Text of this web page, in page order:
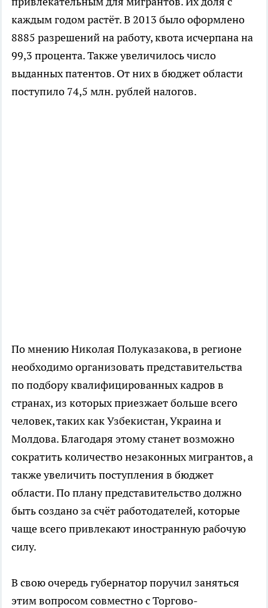
каждым годом растёт. В 2013 было оформлено
8885 разрешений на работу, квота исчерпана на
99,3 процента. Также увеличилось число
выданных патентов. От них в бюджет области
поступило 74,5 млн. рублей налогов.
По мнению Николая Полуказакова, в регионе
необходимо организовать представительства
по подбору квалифицированных кадров в
странах, из которых приезжает больше всего
человек, таких как Узбекистан, Украина и
Молдова. Благодаря этому станет возможно
сократить количество незаконных мигрантов, а
также увеличить поступления в бюджет
области. По плану представительство должно
быть создано за счёт работодателей, которые
чаще всего привлекают иностранную рабочую
силу.
В свою очередь губернатор поручил заняться
этим вопросом совместно с Торгово-